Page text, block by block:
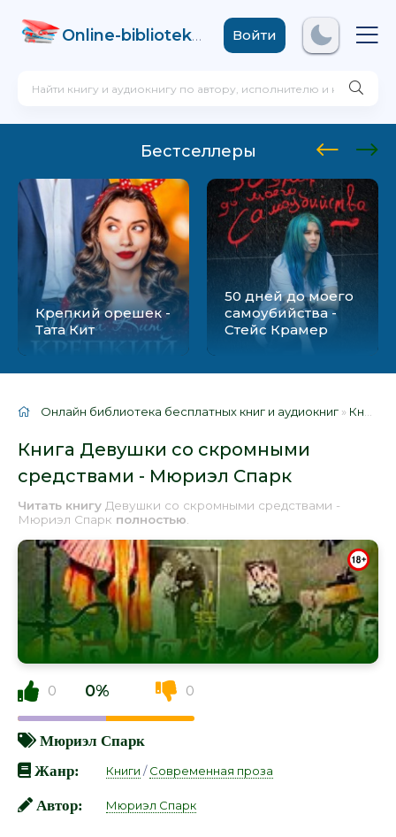
Online-biblioteka .comВойти
Бестселлеры
Крепкий орешек -
Тата Кит
50 дней до моего
самоубийства -
Стейс Крамер
Онлайн библиотека бесплатных книг и аудиокниг » Книги
Книга Девушки со скромными
средствами - Мюриэл Спарк
Читать книгу Девушки со скромными средствами -
Мюриэл Спарк полностью
0 0% 0
Мюриэл Спарк
Жанр:
Книги /Современная проза
Автор: Мюриэл Спарк